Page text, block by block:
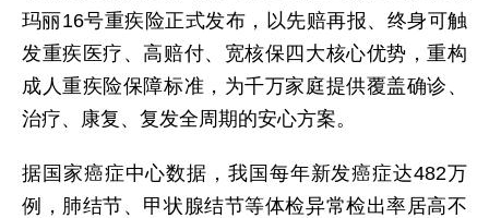
玛丽16号重疾险正式发布，以先赔再报、终身可触
发重疾医疗、高赔付、宽核保四大核心优势，重构
成人重疾险保障标准，为千万家庭提供覆盖确诊、
治疗、康复、复发全周期的安心方案。
据国家癌症中心数据，我国每年新发癌症达482万
例，肺结节、甲状腺结节等体检异常检出率居高不